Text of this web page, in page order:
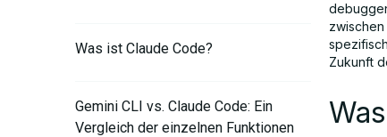
Was ist Claude Code?
Gemini CLI vs. Claude Code: Ein
Vergleich der einzelnen Funktionen
Zukunft